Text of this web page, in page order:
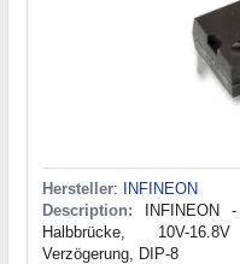
Hersteller: INFINEON
Description: INFINEON -
Halbbrücke, 10V-
Verzögerung, DIP-8